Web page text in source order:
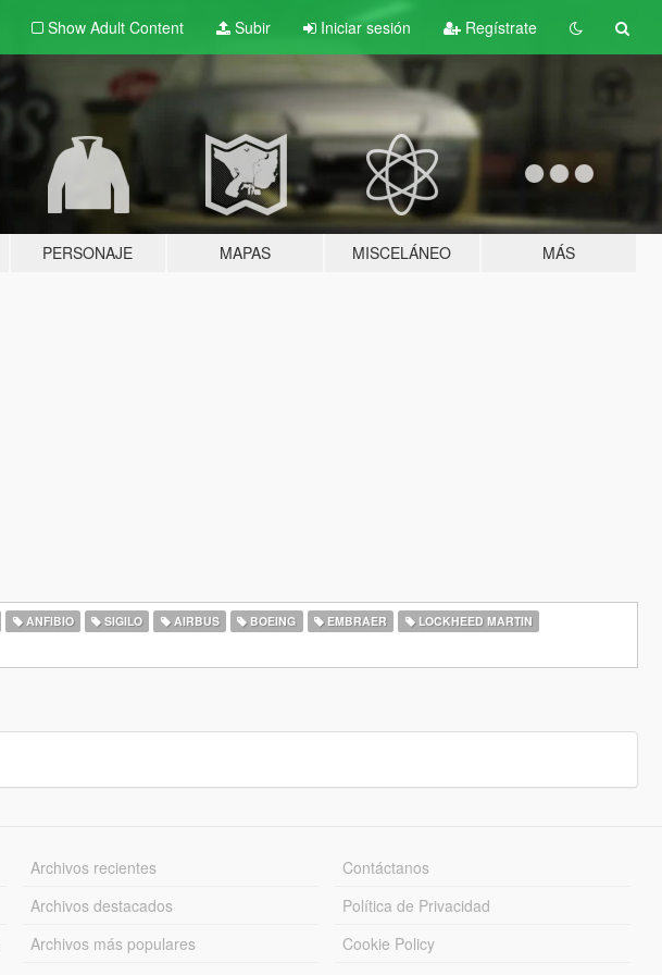
Show Adult Content Subir Iniciar sesión Regístrate
PERSONAJE MAPAS MISCELÁNEO MÁS
ANFIBIO SIGILO AIRBUS BOEING EMBRAER
LOCKHEED MARTIN
Archivos recientes
Archivos destacados
Archivos más populares
Contáctanos
Política de Privacidad
Cookie Policy